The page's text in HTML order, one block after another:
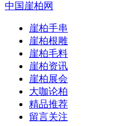
中国崖柏网
崖柏手串
崖柏根雕
崖柏毛料
崖柏资讯
崖柏展会
大咖论柏
精品推荐
留言关注